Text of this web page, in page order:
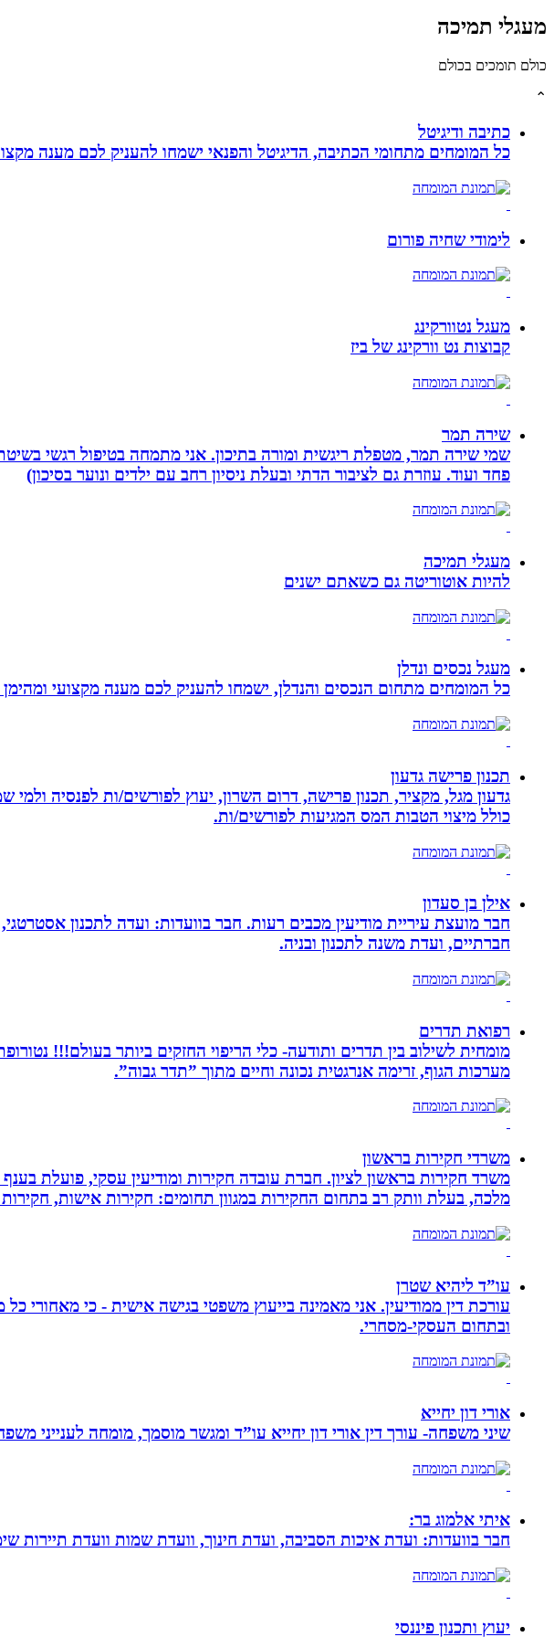
מעגלי תמיכה
כולם תומכים בכולם
⌃
כתיבה ודיגיטל
כל המומחים מתחומי הכתיבה, הדיגיטל והפנאי ישמחו להעניק לכם מענה
לימודי שחיה פורום
מעגל נטוורקינג
קבוצות נט וורקינג של ביז
שירה תמר
פחד ועוד. עוזרת גם לציבור הדתי ובעלת ניסיון רחב עם ילדים ונוער בסיכון)
מעגלי תמיכה
להיות אוטוריטה גם כשאתם ישנים
מעגל נכסים ונדלן
כל המומחים מתחום הנכסים והנדלן, ישמחו להעניק לכם מענה מקצועי ומהימן
תכנון פרישה גדעון
גדעון מגל, מקציר, תכנון פרישה, דרום השרון, יעוץ לפורשים/ות לפנסיה
כולל מיצוי הטבות המס המגיעות לפורשים/ות.
אילן בן סעדון
חבר מועצת עיריית מודיעין מכבים רעות. חבר בוועדות: ועדה לתכנון
חברתיים, ועדת משנה לתכנון ובניה.
רפואת תדרים
מערכות הגוף, זרימה אנרגטית נכונה וחיים מתוך ”תדר גבוה”.
משרדי חקירות בראשון
משרד חקירות בראשון לציון. חברת עובדה חקירות ומודיעין עסקי, פועלת
מלכה, בעלת וותק רב בתחום החקירות במגוון תחומים: חקירות אישות,
עו”ד ליהיא שטרן
עורכת דין ממודיעין. אני מאמינה בייעוץ משפטי בגישה אישית - כי מאחורי
ובתחום העסקי-מסחרי.
אורי דון יחייא
שיני משפחה- עורך דין אורי דון יחייא עו”ד ומגשר מוסמך, מומחה לענייני משפחה, גירושין, ירושות וצוואות
איתי אלמוג בר:
חבר בוועדות: ועדת איכות הסביבה, ועדת חינוך, וועדת שמות וועדת תיירות
יעוץ ותכנון פיננסי